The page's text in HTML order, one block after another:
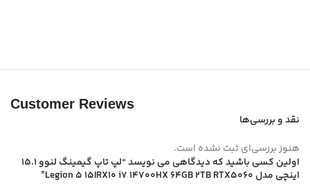
Customer Reviews
نقد و بررسی‌ها
هنوز بررسی‌ای ثبت نشده است.
اولین کسی باشید که دیدگاهی می نویسد “لپ تاپ گیمینگ لنوو 15.1
اینچی مدل Legion 5 15IRX10 i7 14700HX 64GB 2TB RTX5060”